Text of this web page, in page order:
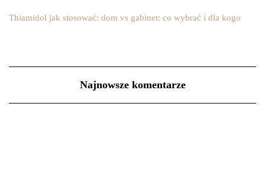
Thiamidol jak stosować: dom vs gabinet: co wybrać i dla kogo
Najnowsze komentarze